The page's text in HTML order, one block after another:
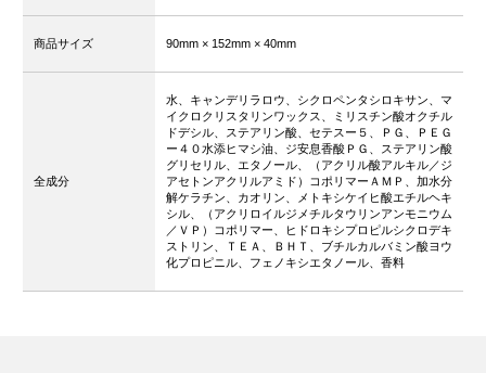
商品サイズ 90mm × 152mm × 40mm
全成分
水、キャンデリラロウ、シクロペンタシロキサン、マ
イクロクリスタリンワックス、ミリスチン酸オクチル
ドデシル、ステアリン酸、セテスー５、ＰＧ、ＰＥＧ
ー４０水添ヒマシ油、ジ安息香酸ＰＧ、ステアリン酸
グリセリル、エタノール、（アクリル酸アルキル／ジ
アセトンアクリルアミド）コポリマーＡＭＰ、加水分
解ケラチン、カオリン、メトキシケイヒ酸エチルヘキ
シル、（アクリロイルジメチルタウリンアンモニウム
／ＶＰ）コポリマー、ヒドロキシプロピルシクロデキ
ストリン、ＴＥＡ、ＢＨＴ、ブチルカルバミン酸ヨウ
化プロピニル、フェノキシエタノール、香料